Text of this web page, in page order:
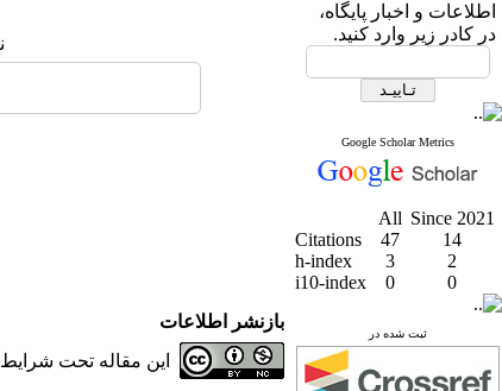
اطلاعات و اخبار پایگاه،
در کادر زیر وارد کنید.
Google Scholar Metrics
All Since 2021
Citations
47
14
h-index
3
2
i10-index
0 0
ثبت شده در
بازنشر اطلاعات
این مقاله تحت شرایط